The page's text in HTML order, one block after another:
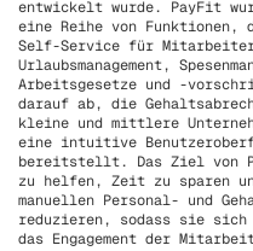
entwickelt wurde. PayFit
eine Reihe von Funktionen,
Self-Service für
Urlaubsmanagement,
Arbeitsgesetze und -
darauf ab, die
kleine und mittlere
eine intuitive
bereitstellt. Das Ziel von
zu helfen, Zeit zu sparen
manuellen Personal- und
reduzieren, sodass sie
das Engagement der